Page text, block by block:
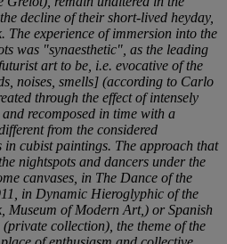
decline of their short-lived heyday,
The experience of immersion into the
was "synaesthetic", as the leading
art to be, i.e. evocative of the
noises, smells] (according to Carlo
through the effect of intensely
recomposed in time with a
from the considered
in cubist paintings. The approach that
nightspots and dancers under the
canvases, in The Dance of the
in Dynamic Hieroglyphic of the
Museum of Modern Art,) orSpanish
(private collection), the theme of the